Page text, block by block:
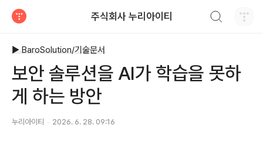
주식회사 누리아이티
▶ BaroSolution/기술문서
보안 솔루션을 AI가 학습을 못하
게 하는 방안
누리아이티 2026. 6. 28. 09:16